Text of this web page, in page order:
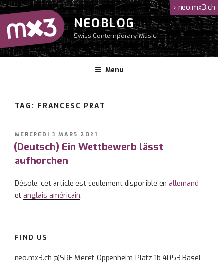
Aller
au
contenu
principal
NEOBLOG
Swiss Contemporary Music
Menu
› neo.mx3.ch
TAG: FRANCESC PRAT
PUBLIÉ
LE
MERCREDI 3 MARS 2021
(Deutsch) Ein Wettbewerb lässt
aufhorchen
Désolé, cet article est seulement disponible en allemand
et anglais américain.
FIND US
neo.mx3.ch @SRF Meret-Oppenheim-Platz 1b 4053 Basel